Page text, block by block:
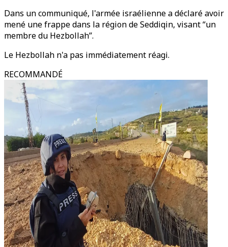
Dans un communiqué, l'armée israélienne a déclaré avoir
mené une frappe dans la région de Seddiqin, visant “un
membre du Hezbollah”.
Le Hezbollah n'a pas immédiatement réagi.
RECOMMANDÉ